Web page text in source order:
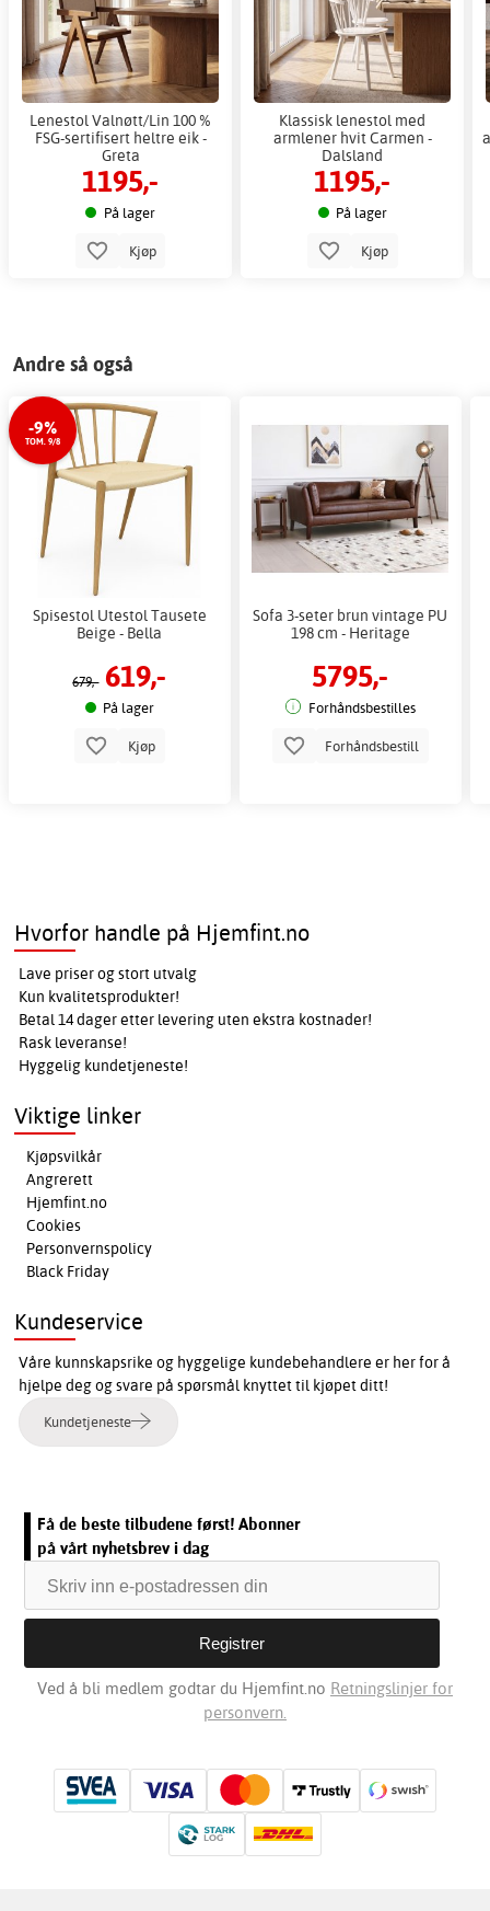
Lenestol Valnøtt/Lin 100 %
FSG-sertifisert heltre eik -
Greta
1195,-
På lager
Kjøp
Klassisk lenestol med
armlener hvit Carmen -
Dalsland
1195,-
På lager
Kjøp
Andre så også
-9%
TOM. 9/8
Spisestol Utestol Tausete
Beige - Bella
679,- 619,-
På lager
Kjøp
Sofa 3-seter brun vintage PU
198 cm - Heritage
5795,-
Forhåndsbestilles
Forhåndsbestill
Hvorfor handle på Hjemfint.no
Lave priser og stort utvalg
Kun kvalitetsprodukter!
Betal 14 dager etter levering uten ekstra kostnader!
Rask leveranse!
Hyggelig kundetjeneste!
Viktige linker
Kjøpsvilkår
Angrerett
Hjemfint.no
Cookies
Personvernspolicy
Black Friday
Kundeservice
Våre kunnskapsrike og hyggelige kundebehandlere er her for å
hjelpe deg og svare på spørsmål knyttet til kjøpet ditt!
Kundetjeneste
Få de beste tilbudene først! Abonner
på vårt nyhetsbrev i dag
Ved å bli medlem godtar du Hjemfint.no Retningslinjer for
personvern.